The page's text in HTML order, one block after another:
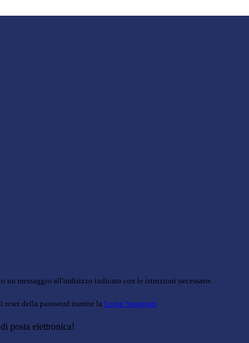
un messaggio all'indirizzo indicato con le istruzioni necessarie.
reset della password tramite la Login Spaggiari
posta elettronica!